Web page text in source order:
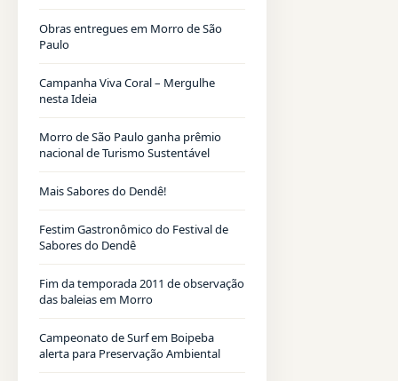
Obras entregues em Morro de São
Paulo
Campanha Viva Coral – Mergulhe
nesta Ideia
Morro de São Paulo ganha prêmio
nacional de Turismo Sustentável
Mais Sabores do Dendê!
Festim Gastronômico do Festival de
Sabores do Dendê
Fim da temporada 2011 de observação
das baleias em Morro
Campeonato de Surf em Boipeba
alerta para Preservação Ambiental